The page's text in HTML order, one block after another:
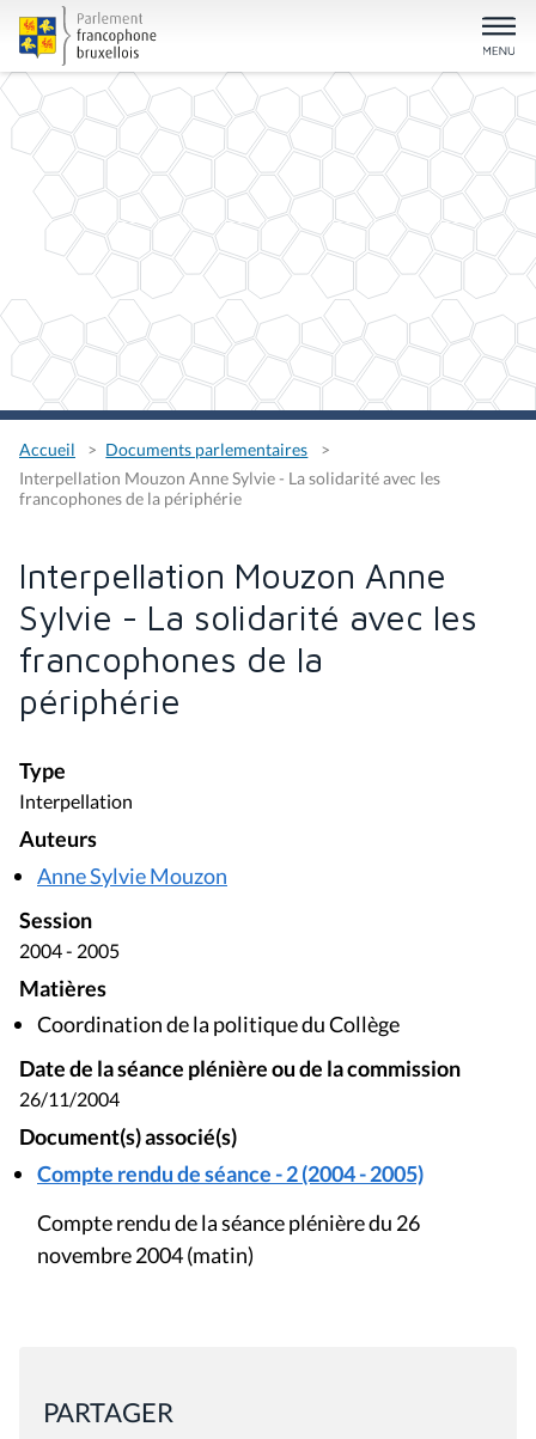
Accueil
Documents parlementaires
Interpellation Mouzon Anne Sylvie - La solidarité avec les
francophones de la périphérie
Interpellation Mouzon Anne
Sylvie - La solidarité avec les
francophones de la
périphérie
Type
Interpellation
Auteurs
Anne Sylvie Mouzon
Session
2004 - 2005
Matières
Coordination de la politique du Collège
Date de la séance plénière ou de la commission
26/11/2004
Document(s) associé(s)
Compte rendu de séance - 2 (2004 - 2005)
Compte rendu de la séance plénière du 26
novembre 2004 (matin)
PARTAGER